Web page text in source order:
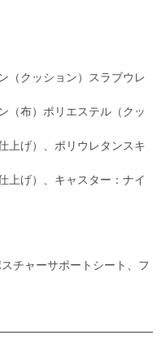
（クッション）スラブウレ
（布）ポリエステル（クッ
上げ）、ポリウレタンスキ
上げ）、キャスター：ナイ
チャーサポートシート、フ